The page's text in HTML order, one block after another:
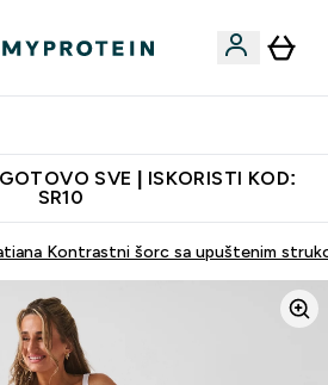
SVE | ISKORISTI KOD:
SR10
Kontrastni šorc sa upuštenim